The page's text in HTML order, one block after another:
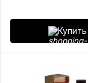
Купить